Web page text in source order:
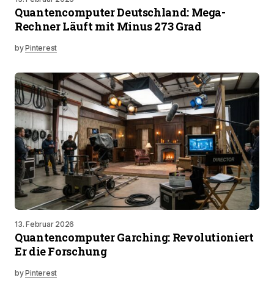
Quantencomputer Deutschland: Mega-
Rechner Läuft mit Minus 273 Grad
byPinterest
13. Februar 2026
Quantencomputer Garching: Revolutioniert
Er die Forschung
byPinterest